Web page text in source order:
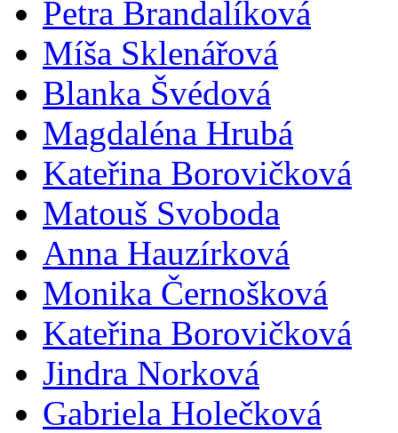
Petra Brandalíková
Míša Sklenářová
Blanka Švédová
Magdaléna Hrubá
Kateřina Borovičková
Matouš Svoboda
Anna Hauzírková
Monika Černošková
Kateřina Borovičková
Jindra Norková
Gabriela Holečková